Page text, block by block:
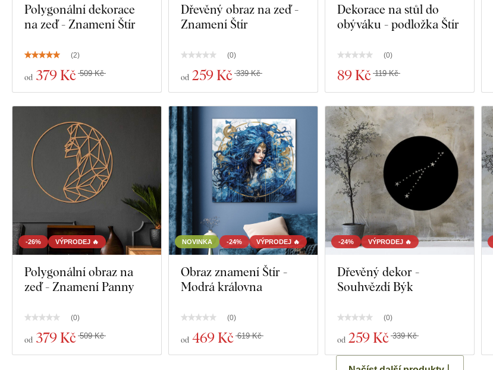
Polygonální dekorace
na zeď - Znamení Štír
(2)
od 379 Kč 509 Kč
Dřevěný obraz na zeď -
Znamení Štír
(0)
od 259 Kč 339 Kč
Dekorace na stůl do
obýváku - podložka Štír
(0)
89 Kč 119 Kč
-26% VÝPRODEJ 🔥
Polygonální obraz na
zeď - Znamení Panny
(0)
od 379 Kč 509 Kč
NOVINKA -24% VÝPRODEJ 🔥
Obraz znamení Štír -
Modrá královna
(0)
od 469 Kč 619 Kč
-24% VÝPRODEJ 🔥
Dřevěný dekor -
Souhvězdí Býk
(0)
od 259 Kč 339 Kč